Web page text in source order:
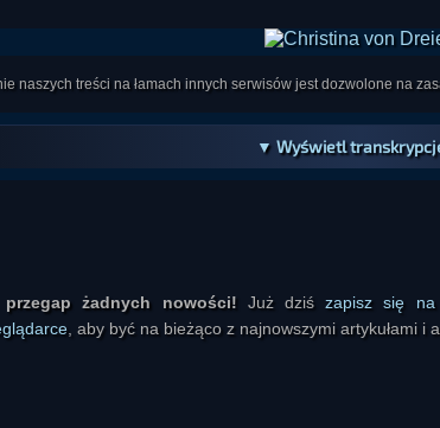
naszych treści na łamach innych serwisów jest dozwolone na
▼ Wyświetl
przegap żadnych nowości! Już dziśzapisz się na
, aby być na bieżąco z najnowszymi artykułami i